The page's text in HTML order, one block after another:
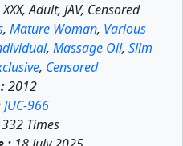
Adult, JAV, Censored
, Mature Woman, Various
, Massage Oil, Slim
, Censored
2012
JUC-966
332 Times